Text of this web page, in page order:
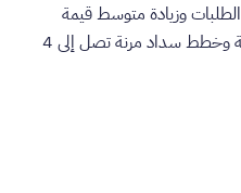
وزيادة متوسط قيمة
السلة، من خلال تجربة دفع سلسة وخطط سداد مرنة تصل إلى 4